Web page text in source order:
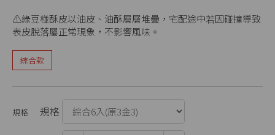
⚠️綠豆椪酥皮以油皮、油酥層層堆疊，宅配途中若因碰撞導致
表皮脫落屬正常現象，不影響風味。
綜合款
規格